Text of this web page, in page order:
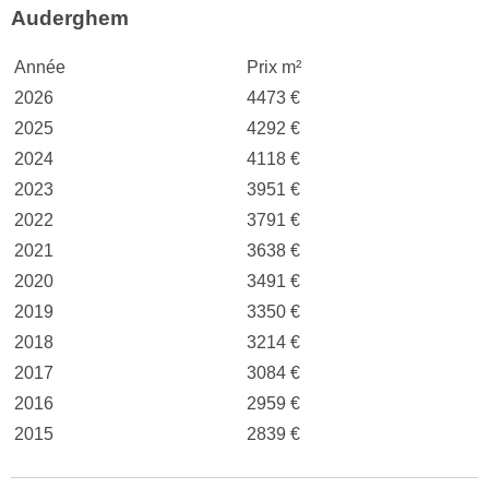
Auderghem
Année
Prix m²
2026
4473 €
2025
4292 €
2024
4118 €
2023
3951 €
2022
3791 €
2021
3638 €
2020
3491 €
2019
3350 €
2018
3214 €
2017
3084 €
2016
2959 €
2015
2839 €